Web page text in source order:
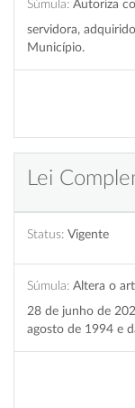
Súmula: Autoriza
servidora,
Município.
Lei
Status: Vigente
Súmula: Altera o
28 de junho de
agosto de 1994 e